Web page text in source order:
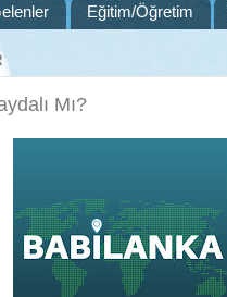
Eğitim/Öğretim
Mı?